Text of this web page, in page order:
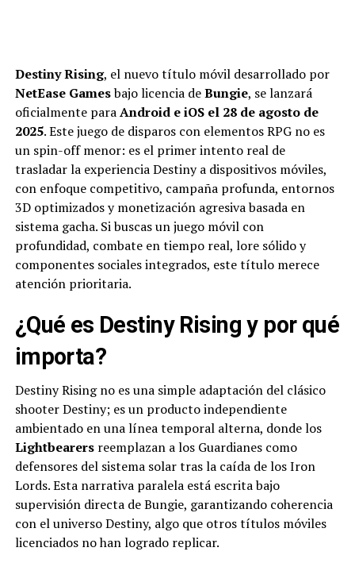
Destiny Rising, el nuevo título móvil desarrollado por
NetEase Gamesbajo licencia deBungie, se lanzará
oficialmente paraAndroid e iOS el 28 de agosto de
2025. Este juego de disparos con elementos RPG no es
un spin-off menor: es el primer intento real de
trasladar la experiencia Destiny a dispositivos móviles,
con enfoque competitivo, campaña profunda, entornos
3D optimizados y monetización agresiva basada en
sistema gacha. Si buscas un juego móvil con
profundidad, combate en tiempo real, lore sólido y
componentes sociales integrados, este título merece
atención prioritaria.
¿Qué es Destiny Rising y por qué
importa?
Destiny Rising no es una simple adaptación del clásico
shooter Destiny; es un producto independiente
ambientado en una línea temporal alterna, donde los
Lightbearersreemplazan a los Guardianes como
defensores del sistema solar tras la caída de los Iron
Lords. Esta narrativa paralela está escrita bajo
supervisión directa de Bungie, garantizando coherencia
con el universo Destiny, algo que otros títulos móviles
licenciados no han logrado replicar.